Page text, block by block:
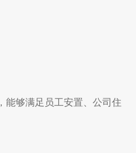
能够满足员工安置、公司住